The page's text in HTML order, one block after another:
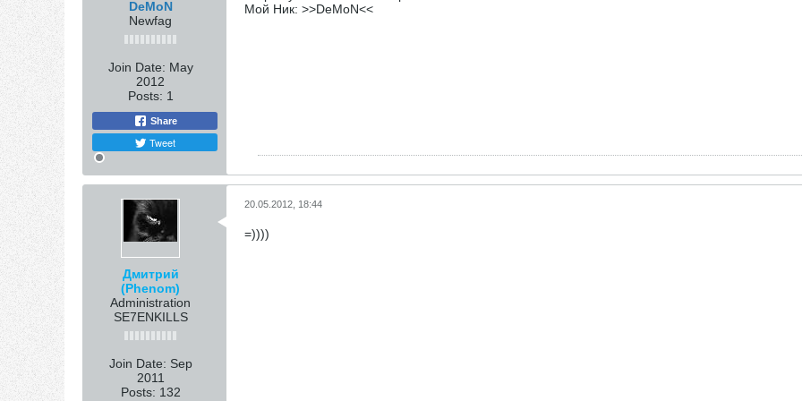
DeMoN
Newfag
Join Date: May
2012
Posts: 1
Share
Tweet
Мой Ник: >>DeMoN<<
Дмитрий
(Phenom)
Administration
SE7ENKILLS
Join Date: Sep
2011
Posts: 132
20.05.2012, 18:44
=))))